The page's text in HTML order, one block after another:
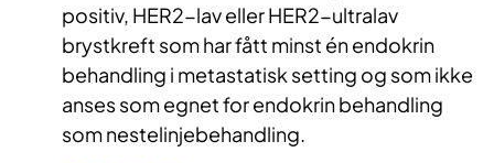
positiv, HER2-lav eller HER2-ultralav
brystkreft som har fått minst én endokrin
behandling i metastatisk setting og som ikke
anses som egnet for endokrin behandling
som nestelinjebehandling.